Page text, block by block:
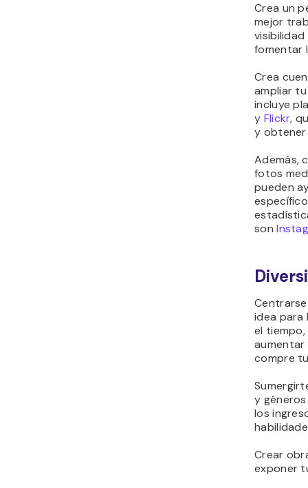
Crea un
mejor
fomentar
Crea
ampliar
incluye
y Flickr,
y obtener
Además,
fotos
pueden
son
idea para
el
aumentar
compre
y
los
Crear
exponer